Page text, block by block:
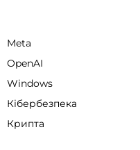
Meta
OpenAI
Windows
Кібербезпека
Крипта